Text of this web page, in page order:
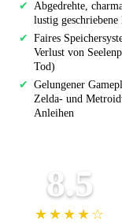
✔ Abgedrehte,
lustig geschriebene
✔ Faires
Verlust von
Tod)
✔ Gelungener
Zelda- und
Anleihen
8.5
★★★★☆